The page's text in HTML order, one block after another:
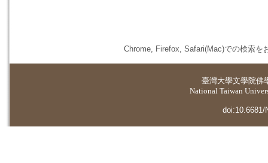
Chrome, Firefox, Safari(Mac)での検索を
臺灣大學文學院佛
National Taiwan
doi:10.6681/